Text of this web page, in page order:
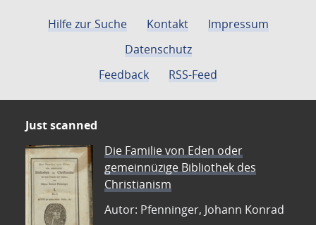
Hilfe zur Suche Kontakt
Impressum
Datenschutz
Feedback
RSS-Feed
Just scanned
Die Familie von Eden oder
gemeinnüzige Bibliothek des
Christianism
Autor: Pfenninger, Johann Konrad